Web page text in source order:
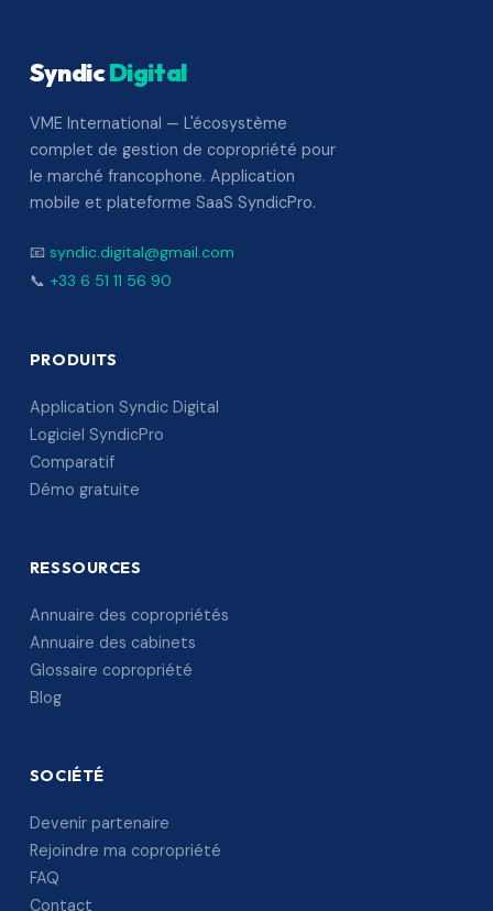
SyndicDigital
VME International — L'écosystème
complet de gestion de copropriété pour
le marché francophone. Application
mobile et plateforme SaaS SyndicPro.
📧 syndic.digital@gmail.com
📞 +33 6 51 11 56 90
PRODUITS
Application Syndic Digital
Logiciel SyndicPro
Comparatif
Démo gratuite
RESSOURCES
Annuaire des copropriétés
Annuaire des cabinets
Glossaire copropriété
Blog
SOCIÉTÉ
Devenir partenaire
Rejoindre ma copropriété
FAQ
Contact